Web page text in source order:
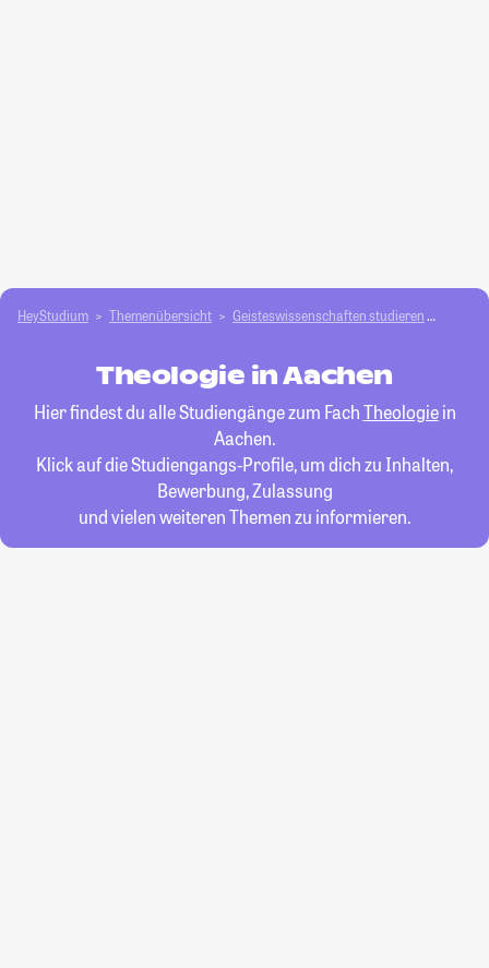
HeyStudium Themenübersicht Geisteswissenschaften studieren
Theologie in Aachen
Hier findest du alle Studiengänge zum FachTheologiein
Aachen.
Klick auf die Studiengangs-Profile, um dich zu Inhalten,
Bewerbung, Zulassung
und vielen weiteren Themen zu informieren.